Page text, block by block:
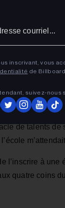
une
Electric », il
sur les
et son
longtemps.
la caméra,
il monte sur
de talents de
l’inscrire à une
quatre coins
inscrivant, vous
de Billboard
suivez‑nous